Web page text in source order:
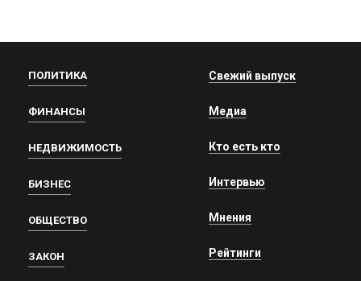
ПОЛИТИКА
ФИНАНСЫ
НЕДВИЖИМОСТЬ
БИЗНЕС
ОБЩЕСТВО
ЗАКОН
Свежий выпуск
Медиа
Кто есть кто
Интервью
Мнения
Рейтинги